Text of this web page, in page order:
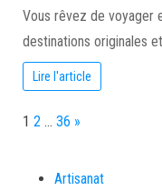
Vous rêvez de voyager
destinations originales
Lire l'article
Page:
1 2 … 36 Next
»
Artisanat